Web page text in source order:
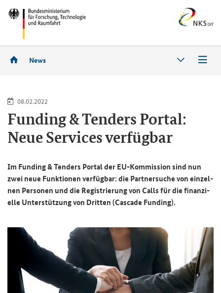
News
08.02.2022
Funding & Tenders Portal:
Neue Ser­vices ver­füg­bar
Im Funding & Tenders Portalder EU-​Kommission sind nun
zwei neue Funk­tio­nen ver­füg­bar: die Part­ner­su­che von ein­zel­
nen Per­so­nen und die Re­gis­trie­rung vonCallsfür die fi­nan­zi­
el­le Un­ter­stüt­zung von Drit­ten (Cascade Funding).